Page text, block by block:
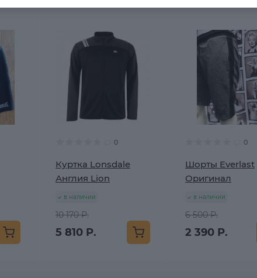
0
Куртка Lonsdale
Англия Lion
в наличии
10 170 Р.
5 810 Р.
0
Шорты Everlast
Оригинал
в наличии
6 500 Р.
2 390 Р.